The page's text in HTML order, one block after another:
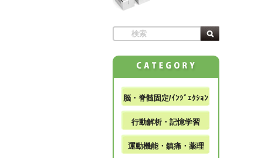
脳・脊髄固定/ｲﾝｼﾞｪｸｼｮﾝ
行動解析・記憶学習
運動機能・鎮痛・薬理